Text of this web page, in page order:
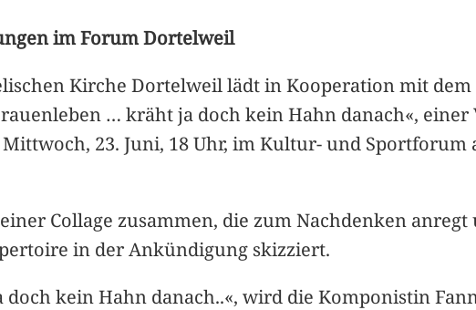
im Forum Dortelweil
Kirche Dortelweil lädt in Kooperation mit
… kräht ja doch kein Hahn danach«,
23. Juni, 18 Uhr, im Kultur- und
Collage zusammen, die zum Nachdenken
in der Ankündigung skizziert.
kein Hahn danach..«, wird die Komponistin